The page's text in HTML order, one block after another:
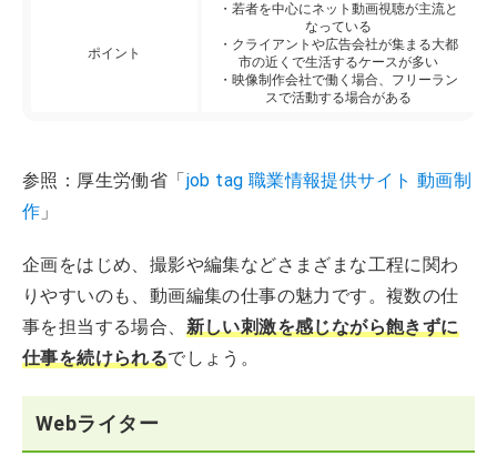
ポイント
・若者を中心にネット動画視聴が主流と
なっている
・クライアントや広告会社が集まる大都
市の近くで生活するケースが多い
・映像制作会社で働く場合、フリーラン
スで活動する場合がある
参照：厚生労働省「job tag 職業情報提供サイト 動画制
作 」
企画をはじめ、撮影や編集などさまざまな工程に関わ
りやすいのも、動画編集の仕事の魅力です。複数の仕
事を担当する場合、 新しい刺激を感じながら飽きずに
仕事を続けられるでしょう。
Webライター